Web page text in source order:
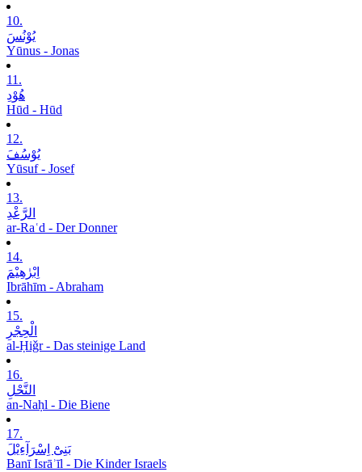
10.
یُوْنُسَ
Yūnus - Jonas
11.
ھُوْدِ
Hūd - Hūd
12.
یُوْسُفَ
Yūsuf - Josef
13.
الرَّعْدِ
ar-Raʿd - Der Donner
14.
اِبْرٰھِیْمَ
Ibrāhīm - Abraham
15.
الْحِجْرِ
al-Ḥiǧr - Das steinige Land
16.
النَّحْلِ
an-Naḥl - Die Biene
17.
بَنِیْٓ اِسْرَآءِیْلَ
Banī Isrāʾīl - Die Kinder Israels